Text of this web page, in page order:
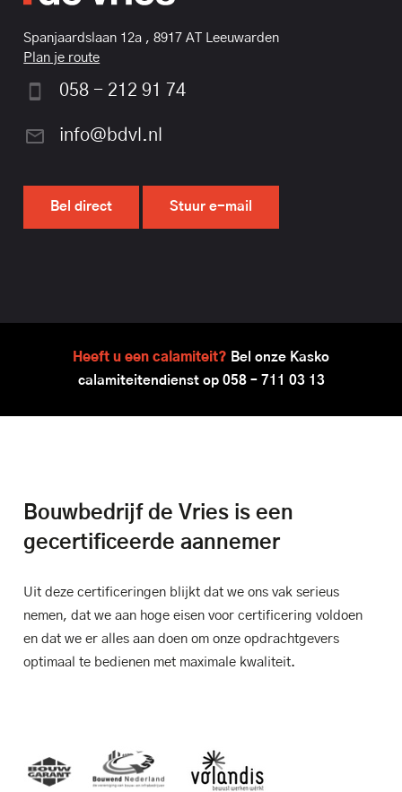
Spanjaardslaan 12a , 8917 AT Leeuwarden
Plan je route
058 - 212 91 74
info@bdvl.nl
Bel direct Stuur e-mail
Heeft u een calamiteit? Bel onze Kasko
calamiteitendienst op 058 – 711 03 13
Bouwbedrijf de Vries is een
gecertificeerde aannemer
Uit deze certificeringen blijkt dat we ons vak serieus
nemen, dat we aan hoge eisen voor certificering voldoen
en dat we er alles aan doen om onze opdrachtgevers
optimaal te bedienen met maximale kwaliteit.